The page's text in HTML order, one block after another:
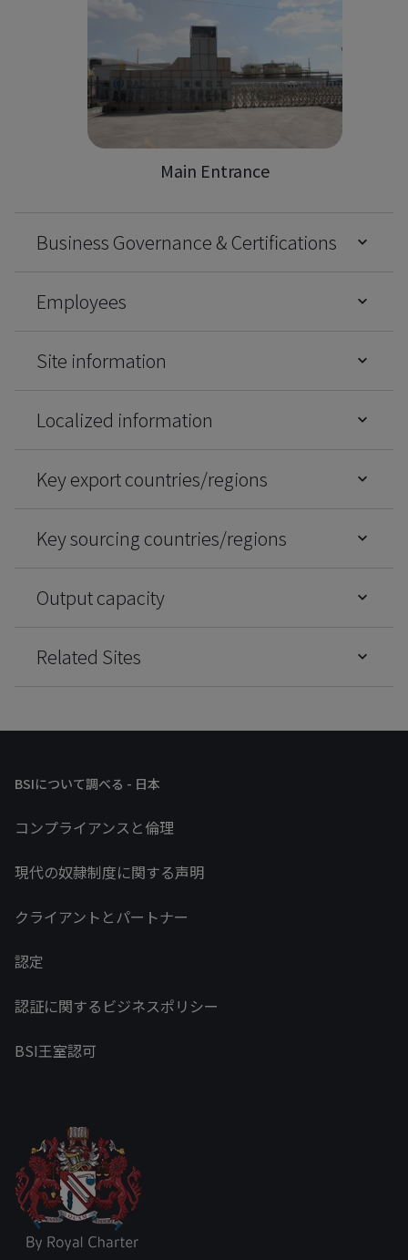
Main Entrance
Business Governance & Certifications
Employees
Site information
Localized information
Key export countries/regions
Key sourcing countries/regions
Output capacity
Related Sites
BSIについて調べる - 日本
コンプライアンスと倫理
現代の奴隷制度に関する声明
クライアントとパートナー
認定
認証に関するビジネスポリシー
BSI王室認可